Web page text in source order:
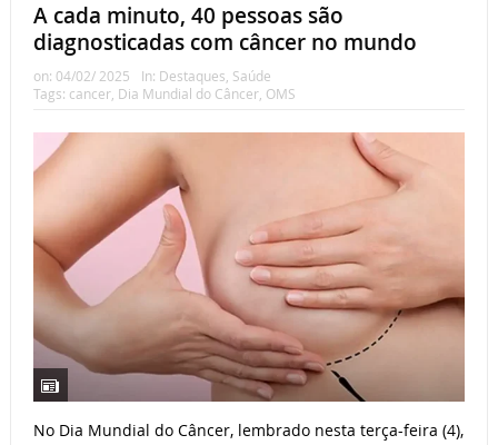
A cada minuto, 40 pessoas são
diagnosticadas com câncer no mundo
on: 04/02/ 2025 In: Destaques, Saúde
Tags: cancer, Dia Mundial do Câncer, OMS
No Dia Mundial do Câncer, lembrado nesta terça-feira (4),